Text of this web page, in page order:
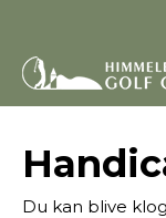
Du kan blive